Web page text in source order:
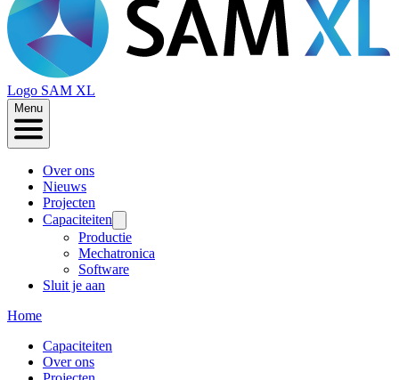
Logo SAM XL
Menu
Over ons
Nieuws
Projecten
Capaciteiten
Productie
Mechatronica
Software
Sluit je aan
Home
Capaciteiten
Over ons